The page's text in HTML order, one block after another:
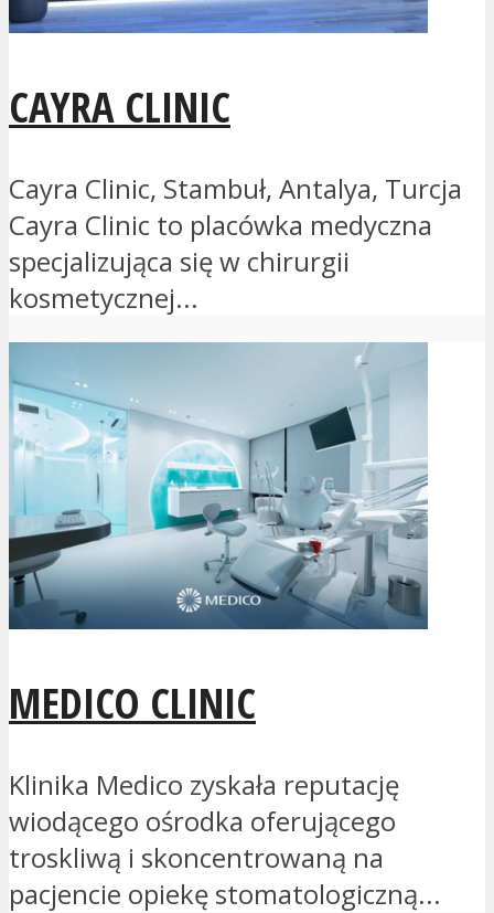
CAYRA CLINIC
Cayra Clinic, Stambuł, Antalya, Turcja
Cayra Clinic to placówka medyczna
specjalizująca się w chirurgii
kosmetycznej...
MEDICO CLINIC
Klinika Medico zyskała reputację
wiodącego ośrodka oferującego
troskliwą i skoncentrowaną na
pacjencie opiekę stomatologiczną...